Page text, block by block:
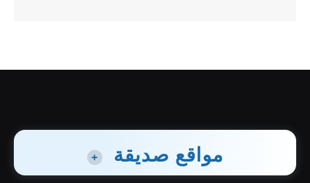
مواقع صديقة +